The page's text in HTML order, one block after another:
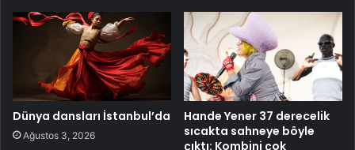
Dünya dansları İstanbul’da
Ağustos 3, 2026
Hande Yener 37 derecelik
sıcakta sahneye böyle
çıktı: Kombini çok